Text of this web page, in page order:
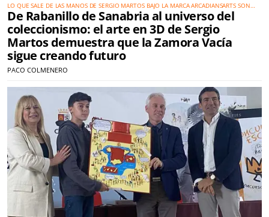
LO QUE SALE DE LAS MANOS DE SERGIO MARTOS BAJO LA MARCA ARCADIANSARTS SON
MUCHO MÁS QUE MUÑECOS
De Rabanillo de Sanabria al universo del
coleccionismo: el arte en 3D de Sergio
Martos demuestra que la Zamora Vacía
sigue creando futuro
PACO COLMENERO